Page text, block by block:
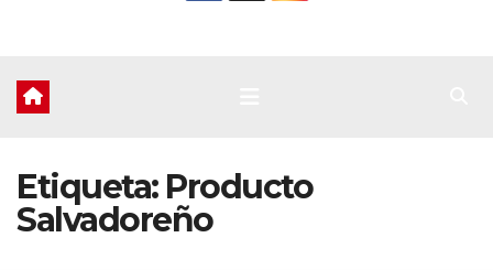
Etiqueta: Producto
Salvadoreño